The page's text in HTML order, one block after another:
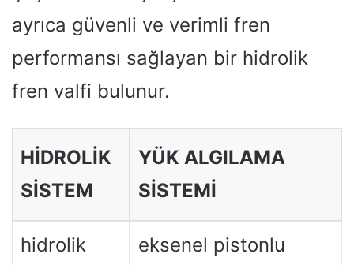
ayrıca güvenli ve verimli fren
performansı sağlayan bir hidrolik
fren valfi bulunur.
HIDROLIK
SISTEM
YÜK ALGILAMA
SISTEMI
hidrolik
eksenel pistonlu